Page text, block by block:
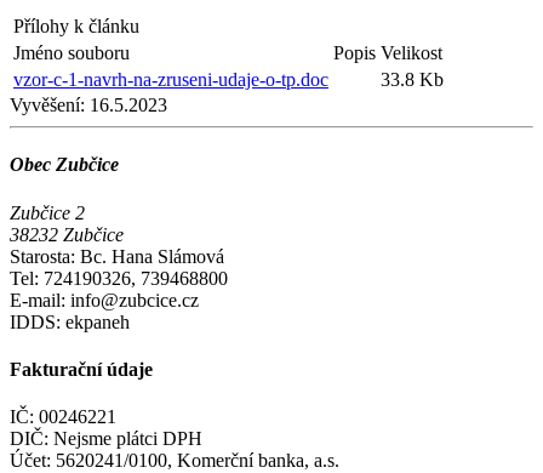
Přílohy k článku
Jméno souboru
Popis Velikost
vzor-c-1-navrh-na-zruseni-udaje-o-tp.doc
33.8 Kb
Vyvěšení: 16.5.2023
Obec Zubčice
Zubčice 2
38232 Zubčice
Starosta: Bc. Hana Slámová
Tel: 724190326, 739468800
E-mail: info@zubcice.cz
IDDS: ekpaneh
Fakturační údaje
IČ: 00246221
DIČ: Nejsme plátci DPH
Účet: 5620241/0100, Komerční banka, a.s.